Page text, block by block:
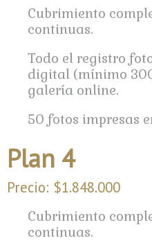
Cubrimiento
continuas.
Todo el registro
digital (mínimo
galería online.
50 fotos impresas
Plan 4
Precio: $1.848.000
Cubrimiento
continuas.